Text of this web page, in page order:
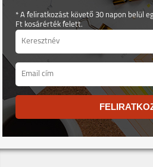
* A feliratkozást követő 30 napon belül
Ft kosárérték felett.